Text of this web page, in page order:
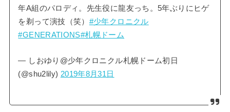
年A組のパロディ。先生役に龍友っち。5年ぶりにヒゲ
を剃って演技（笑） #少年クロニクル
#GENERATIONS#札幌ドーム
— しおゆり@少年クロニクル札幌ドーム初日
(@shu2lily) 2019年8月31日